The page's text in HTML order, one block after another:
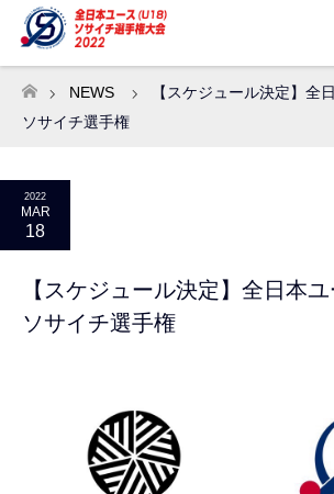
ホーム
NEWS
【スケジュール決定】全
ソサイチ選手権
2022
MAR
18
【スケジュール決定】全日本ユ
ソサイチ選手権